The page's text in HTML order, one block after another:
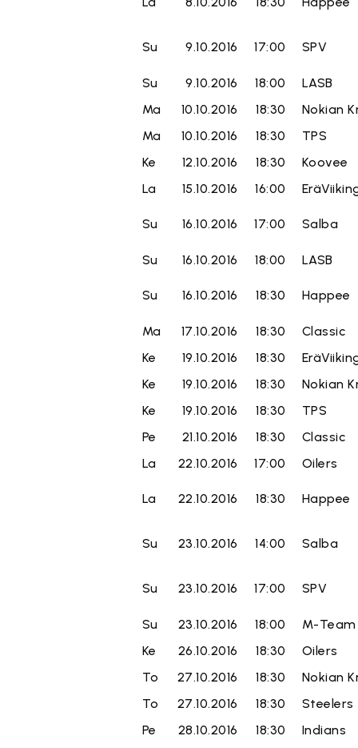
Su 9.10.2016 17:00 SPV
Su 9.10.2016 18:00
LASB
Ma
10.10.2016 18:30
Nokian
Ma
10.10.2016 18:30
TPS
Ke
12.10.2016 18:30
Koovee
La
15.10.2016 16:00
Su 16.10.2016 17:00 Salba
Su 16.10.2016 18:00 LASB
Su 16.10.2016 18:30 Happee
Ma 17.10.2016 18:30
Classic
Ke
19.10.2016 18:30
Ke
19.10.2016 18:30
Nokian
Ke
19.10.2016 18:30
TPS
Pe
21.10.2016 18:30
Classic
La
22.10.2016 17:00 Oilers
La 22.10.2016 18:30 Happee
Su 23.10.2016 14:00 Salba
Su 23.10.2016 17:00 SPV
Su 23.10.2016 18:00
M-Team
Ke
26.10.2016 18:30
Oilers
To
27.10.2016 18:30
Nokian
To
27.10.2016 18:30
Steelers
Pe
28.10.2016 18:30
Indians